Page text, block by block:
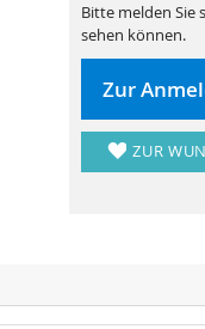
Bitte melden Sie
sehen können.
Zur
ZUR